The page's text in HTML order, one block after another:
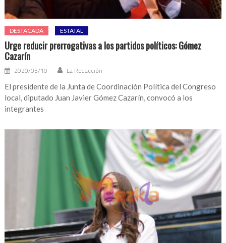
DESTACADA ESTATAL
Urge reducir prerrogativas a los partidos políticos: Gómez
Cazarín
2020/05/10 La Redacción
El presidente de la Junta de Coordinación Política del Congreso
local, diputado Juan Javier Gómez Cazarín, convocó a los
integrantes